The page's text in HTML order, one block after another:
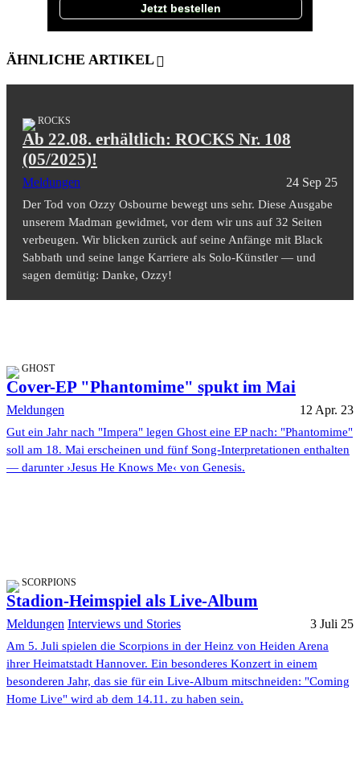
Jetzt bestellen
ÄHNLICHE ARTIKEL
ROCKS
Ab 22.08. erhältlich: ROCKS Nr. 108
(05/2025)!
Meldungen 24 Sep 25
Der Tod von Ozzy Osbourne bewegt uns sehr. Diese Ausgabe
unserem Madman gewidmet, vor dem wir uns auf 32 Seiten
verbeugen. Wir blicken zurück auf seine Anfänge mit Black
Sabbath und seine lange Karriere als Solo-Künstler — und
sagen demütig: Danke, Ozzy!
GHOST
Cover-EP "Phantomime" spukt im Mai
Meldungen 12 Apr. 23
Gut ein Jahr nach "Impera" legen Ghost eine EP nach: "Phantomime"
soll am 18. Mai erscheinen und fünf Song-Interpretationen enthalten
— darunter ›Jesus He Knows Me‹ von Genesis.
SCORPIONS
Stadion-Heimspiel als Live-Album
Meldungen Interviews und Stories 3 Juli 25
Am 5. Juli spielen die Scorpions in der Heinz von Heiden Arena
ihrer Heimatstadt Hannover. Ein besonderes Konzert in einem
besonderen Jahr, das sie für ein Live-Album mitschneiden: "Coming
Home Live" wird ab dem 14.11. zu haben sein.